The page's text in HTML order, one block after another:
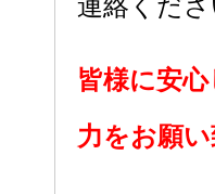
連絡くださ
皆様に安
力をお願い